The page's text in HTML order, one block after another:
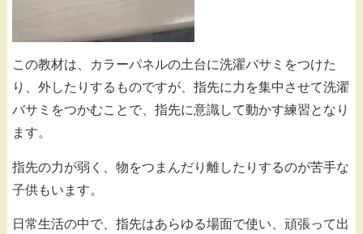
この教材は、カラーパネルの土台に洗濯バサミをつけた
り、外したりするものですが、指先に力を集中させて洗濯
バサミをつかむことで、指先に意識して動かす練習となり
ます。
指先の力が弱く、物をつまんだり離したりするのが苦手な
子供もいます。
日常生活の中で、指先はあらゆる場面で使い、頑張って出